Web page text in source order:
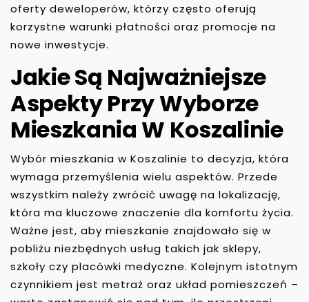
oferty deweloperów, którzy często oferują
korzystne warunki płatności oraz promocje na
nowe inwestycje.
Jakie Są Najważniejsze
Aspekty Przy Wyborze
Mieszkania W Koszalinie
Wybór mieszkania w Koszalinie to decyzja, która
wymaga przemyślenia wielu aspektów. Przede
wszystkim należy zwrócić uwagę na lokalizację,
która ma kluczowe znaczenie dla komfortu życia.
Ważne jest, aby mieszkanie znajdowało się w
pobliżu niezbędnych usług takich jak sklepy,
szkoły czy placówki medyczne. Kolejnym istotnym
czynnikiem jest metraż oraz układ pomieszczeń –